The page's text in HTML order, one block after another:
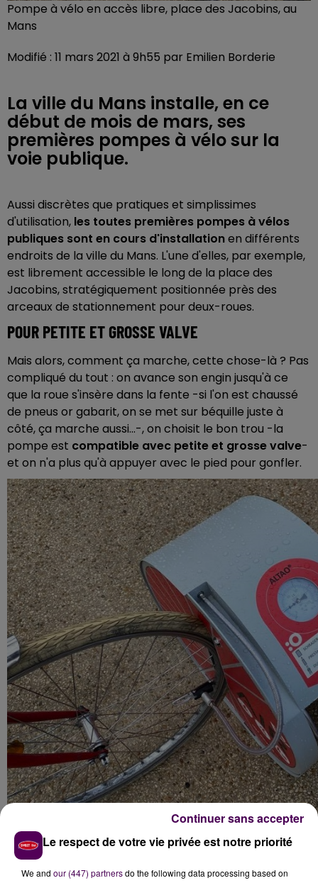
Pompe à vélo en accès libre, place des Jacobins, au
Mans
Modifié : 11 mars 2021 à 9h55 par Emilien Borderie
La ville du Mans installe, en ce
début de mois de mars, ses
premières pompes à vélo sur la
voie publique.
Aussi discrètes que pratiques et simplissimes
d'utilisation, les toutes premières pompes à vélos
publiques sont en cours d'installationen différents
endroits de la ville du Mans. L'une d'elles, par exemple,
est librement accessible le long de la place des
Jacobins, stratégiquement positionnée près des
arceaux de stationnement pour deux-roues.
POUR PETITE ET GROSSE VALVE
Mais alors, comment ça marche, cette chose-là ? Pas
compliqué du tout : on avance son engin jusqu'à ce
que la roue s'insère dans la fente -si l'on est chaussé
de pneus or gabarit, on se met sur béquille juste à
côté, ça marche aussi...-, on choisit le bon trou -la
pompe est compatible avec petite et grosse valve-
et on n'a plus qu'à appuyer avec le pied pour gonfler.
SUITE AU
Le respect de votre vie privée est notre priorité
We and our (447) partnersdo the following data processing based on
Continuer sans accepter